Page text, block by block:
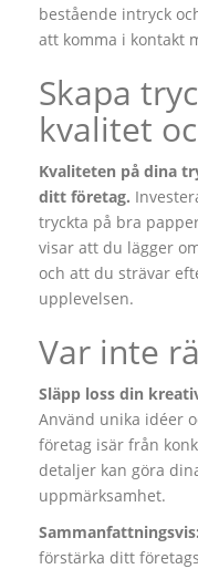
bestående intryck
att komma i kontakt
Skapa
kvalitet
Kvaliteten på dina
ditt företag.
tryckta på bra
visar att du lägger
och att du strävar
upplevelsen.
Var inte
Släpp loss din
Använd unika idéer
företag isär från
detaljer kan göra
uppmärksamhet.
Sammanfattningsvis:
förstärka ditt